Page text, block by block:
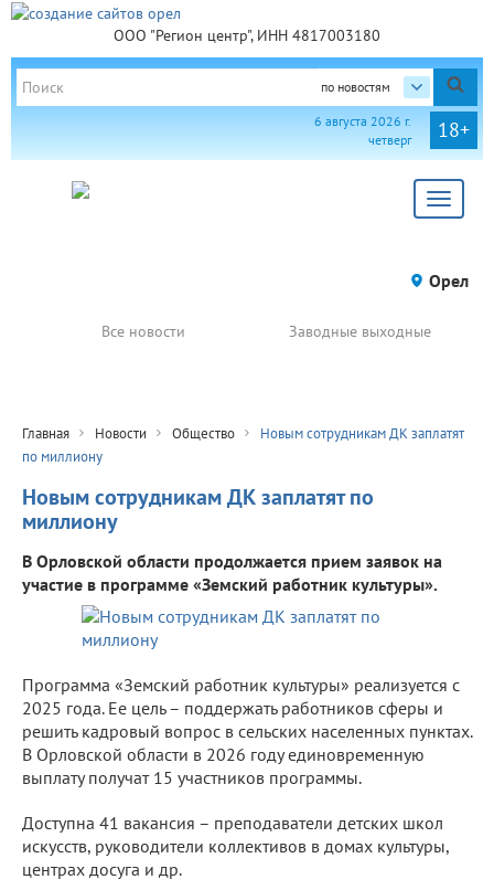
ООО "Регион центр", ИНН 4817003180
по новостям
18+
6 августа 2026 г.
четверг
Toggle
Орел
Все новости Заводные выходные
Главная Новости Общество
Новым сотрудникам ДК заплатят
по миллиону
Новым сотрудникам ДК заплатят по
миллиону
В Орловской области продолжается прием заявок на
участие в программе «Земский работник культуры».
Программа «Земский работник культуры» реализуется с
2025 года. Ее цель – поддержать работников сферы и
решить кадровый вопрос в сельских населенных пунктах.
В Орловской области в 2026 году единовременную
выплату получат 15 участников программы.
Доступна 41 вакансия – преподаватели детских школ
искусств, руководители коллективов в домах культуры,
центрах досуга и др.